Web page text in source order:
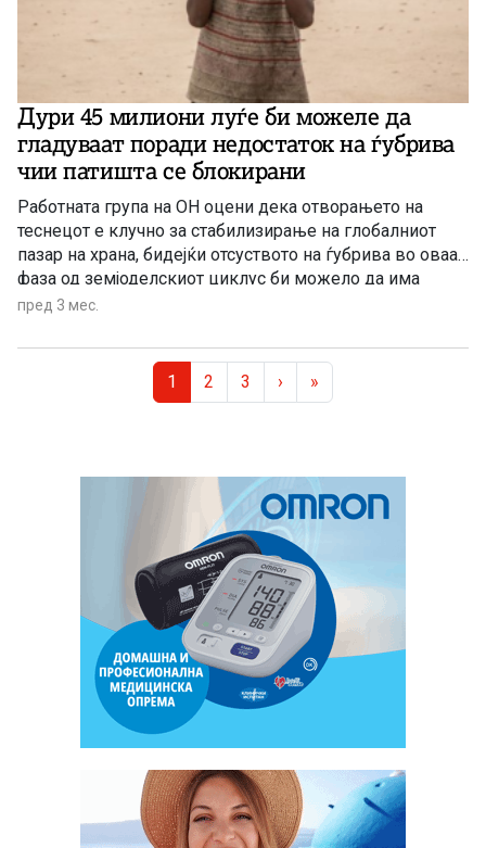
Дури 45 милиони луѓе би можеле да
гладуваат поради недостаток на ѓубрива
чии патишта се блокирани
Работната група на ОН оцени дека отворањето на
теснецот е клучно за стабилизирање на глобалниот
пазар на храна, бидејќи отсуството на ѓубрива во оваа
фаза од земјоделскиот циклус би можело да има
долгорочни последици врз приносите низ целиот свет.
пред 3 мес.
Current Page
1 Page
2 Page
3 › »